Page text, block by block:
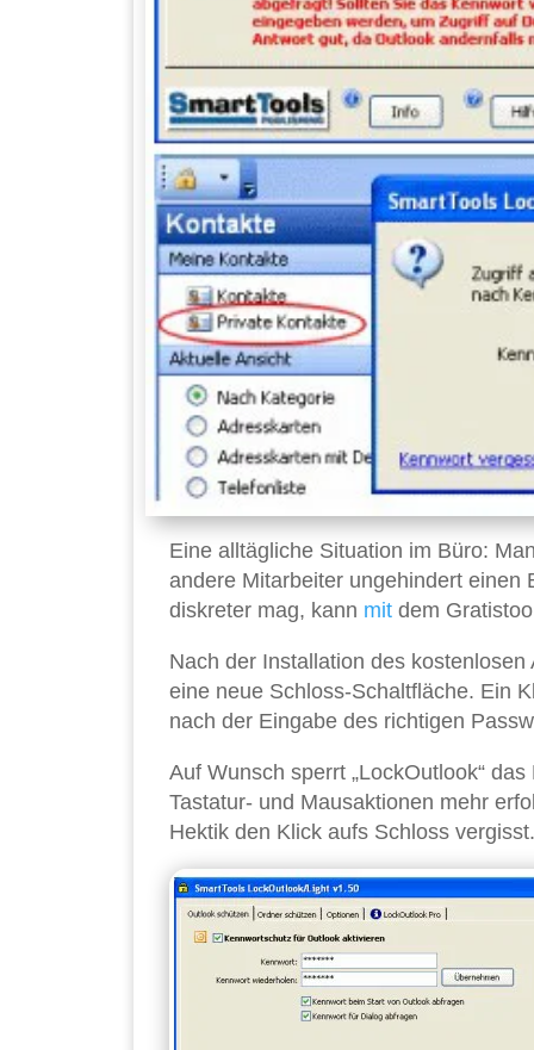
Eine alltägliche Situation im Büro:
andere Mitarbeiter ungehindert einen
diskreter mag, kann mit dem
Nach der Installation des
eine neue Schloss-Schaltfläche. Ein
nach der Eingabe des richtigen
Auf Wunsch sperrt „LockOutlook“
Tastatur- und Mausaktionen mehr
Hektik den Klick aufs Schloss vergisst.